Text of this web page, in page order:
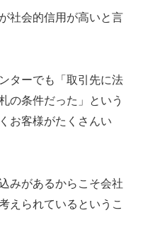
社会的信用が高いと言
ターでも「取引先に法
の条件だった」という
お客様がたくさんい
みがあるからこそ会社
えられているというこ